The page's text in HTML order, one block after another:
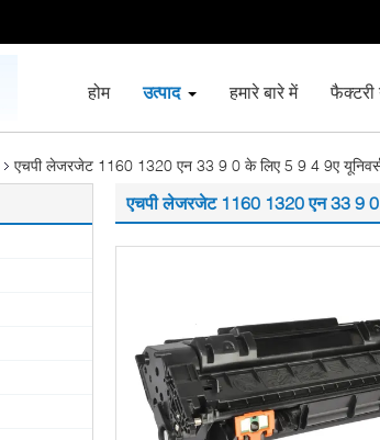
होम उत्पाद हमारे बारे में फैक्टरी
एचपी लेजरजेट 1160 1320 एन 33 9 0 के लिए 5 9 4 9ए
एचपी लेजरजेट 1160 1320 एन 33 9 0